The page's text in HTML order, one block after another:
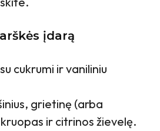
įdarą
cukrumi ir vaniliniu
grietinę (arba
ir citrinos žievelę.